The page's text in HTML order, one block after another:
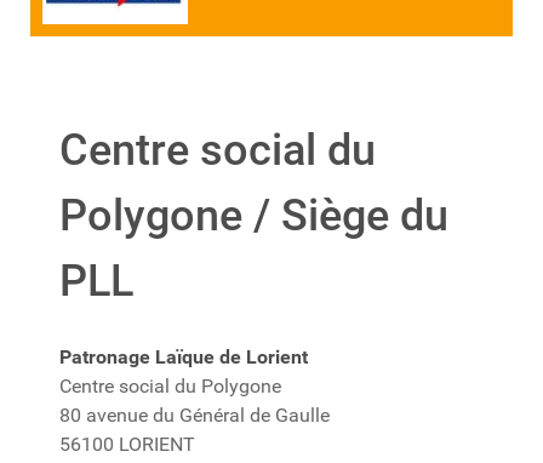
Centre social du
Polygone / Siège du
PLL
Patronage Laïque de Lorient
Centre social du Polygone
80 avenue du Général de Gaulle
56100 LORIENT